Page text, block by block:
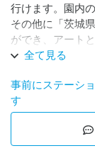
行けます。園内
その他に「茨城
ができ、アート
魅力です。
にあり、買い物
水戸駅から電車
大洗駅周辺には
産物を楽しむこ
車で1時間の範囲
全て見る
事前にステーシ
す